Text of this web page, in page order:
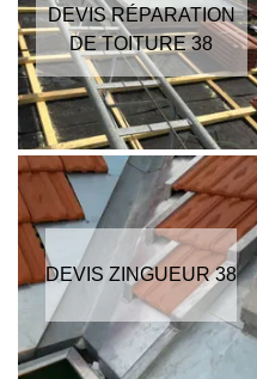
DEVIS RÉPARATION
DE TOITURE 38
DEVIS ZINGUEUR 38